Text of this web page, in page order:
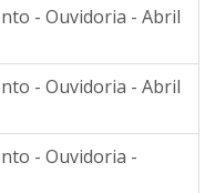
- Ouvidoria - Abril
- Ouvidoria - Abril
- Ouvidoria -